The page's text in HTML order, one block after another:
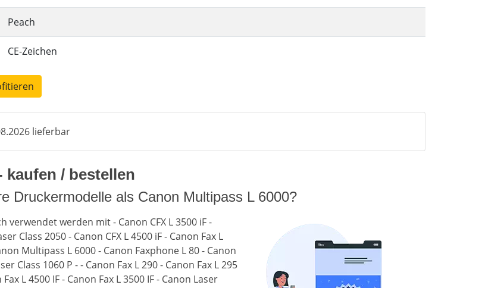
Peach
CE-Zeichen
lieferbar
kaufen / bestellen
Druckermodelle als Canon Multipass L 6000?
verwendet werden mit - Canon CFX L 3500 iF -
Class 2050 - Canon CFX L 4500 iF - Canon Fax L
Multipass L 6000 - Canon Faxphone L 80 - Canon
Class 1060 P - - Canon Fax L 290 - Canon Fax L 295
L 4500 IF - Canon Fax L 3500 IF - Canon Laser